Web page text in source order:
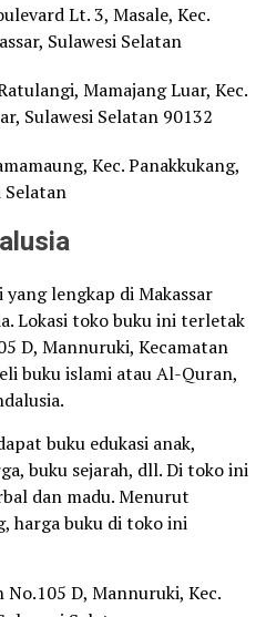
Lt. 3, Masale, Kec.
Sulawesi Selatan
Mamajang Luar, Kec.
Sulawesi Selatan 90132
Kec. Panakkukang,
Selatan
lengkap di Makassar
Lokasi toko buku ini terletak
D, Mannuruki, Kecamatan
buku islami atau Al-Quran,
buku edukasi anak,
buku sejarah, dll. Di toko ini
dan madu. Menurut
harga buku di toko ini
No.105 D, Mannuruki, Kec.